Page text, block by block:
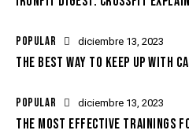
POPULAR diciembre 13, 2023
THE BEST WAY TO KEEP UP WITH
POPULAR diciembre 13, 2023
THE MOST EFFECTIVE TRAININGS